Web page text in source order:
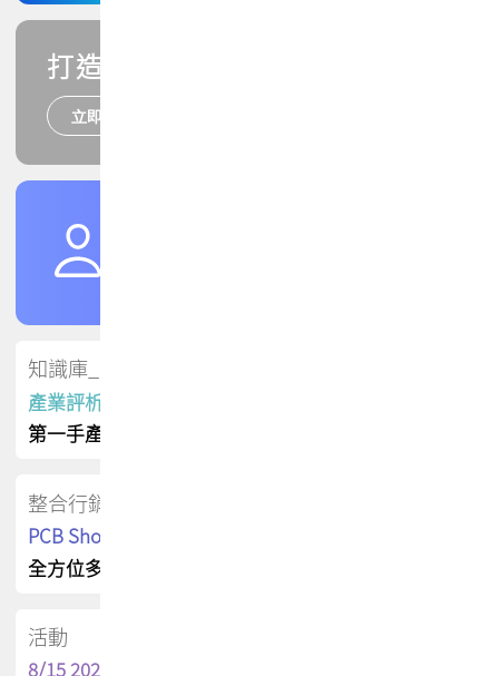
打造您的PCB專業技能
立即報名
知識庫_會員專屬
產業評析報告
第一手產業資訊
整合行銷
PCB Shop 採購指南
全方位多元曝光方案
活動
8/15 2026 TPCA健康盃保齡球聯誼賽